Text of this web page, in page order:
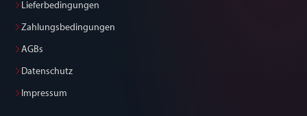
Lieferbedingungen
Zahlungsbedingungen
AGBs
Datenschutz
Impressum